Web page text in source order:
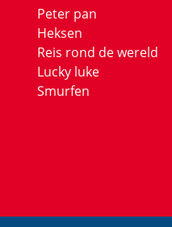
Peter pan
Heksen
Reis rond de wereld
Lucky luke
Smurfen